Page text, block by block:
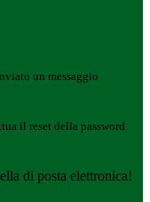
un messaggio
il reset della password
di posta elettronica!